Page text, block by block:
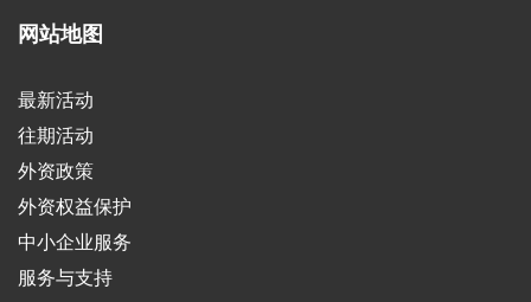
网站地图
最新活动
往期活动
外资政策
外资权益保护
中小企业服务
服务与支持